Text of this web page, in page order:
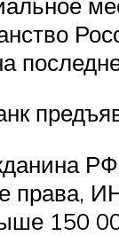
права,
150